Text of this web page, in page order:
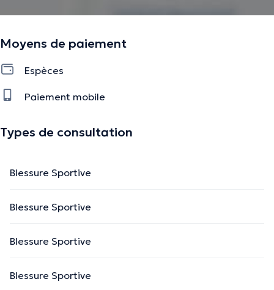
Moyens de paiement
Espèces
Paiement mobile
Types de consultation
Blessure Sportive
Blessure Sportive
Blessure Sportive
Blessure Sportive